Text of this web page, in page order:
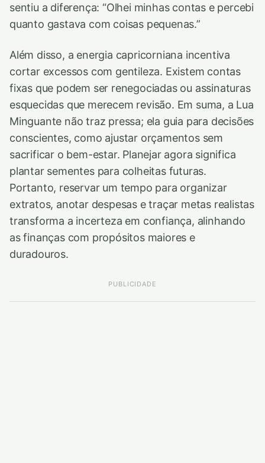
sentiu a diferença: “Olhei minhas contas e percebi
quanto gastava com coisas pequenas.”
Além disso, a energia capricorniana incentiva
cortar excessos com gentileza. Existem contas
fixas que podem ser renegociadas ou assinaturas
esquecidas que merecem revisão. Em suma, a Lua
Minguante não traz pressa; ela guia para decisões
conscientes, como ajustar orçamentos sem
sacrificar o bem-estar. Planejar agora significa
plantar sementes para colheitas futuras.
Portanto, reservar um tempo para organizar
extratos, anotar despesas e traçar metas realistas
transforma a incerteza em confiança, alinhando
as finanças com propósitos maiores e
duradouros.
PUBLICIDADE